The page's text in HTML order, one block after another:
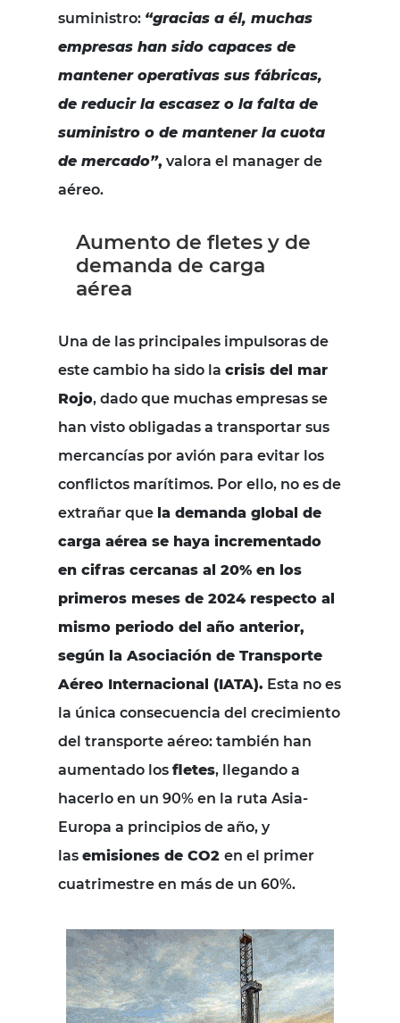
suministro: “gracias a él, muchas
empresas han sido capaces de
mantener operativas sus fábricas,
de reducir la escasez o la falta de
suministro o de mantener la cuota
de mercado”, valora el manager de
aéreo.
Aumento de fletes y de
demanda de carga
aérea
Una de las principales impulsoras de
este cambio ha sido la crisis del mar
Rojo, dado que muchas empresas se
han visto obligadas a transportar sus
mercancías por avión para evitar los
conflictos marítimos. Por ello, no es de
extrañar que la demanda global de
carga aérea se haya incrementado
en cifras cercanas al 20% en los
primeros meses de 2024 respecto al
mismo periodo del año anterior,
según la Asociación de Transporte
Aéreo Internacional (IATA). Esta no es
la única consecuencia del crecimiento
del transporte aéreo: también han
aumentado los fletes, llegando a
hacerlo en un 90% en la ruta Asia-
Europa a principios de año, y
las emisiones de CO2 en el primer
cuatrimestre en más de un 60%.